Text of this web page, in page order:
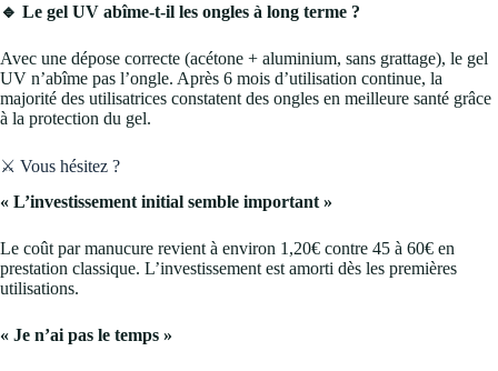
🔹 Le gel UV abîme-t-il les ongles à long terme ?
Avec une dépose correcte (acétone + aluminium, sans grattage), le gel
UV n’abîme pas l’ongle. Après 6 mois d’utilisation continue, la
majorité des utilisatrices constatent des ongles en meilleure santé grâce
à la protection du gel.
⚔️ Vous hésitez ?
« L’investissement initial semble important »
Le coût par manucure revient à environ 1,20€ contre 45 à 60€ en
prestation classique. L’investissement est amorti dès les premières
utilisations.
« Je n’ai pas le temps »